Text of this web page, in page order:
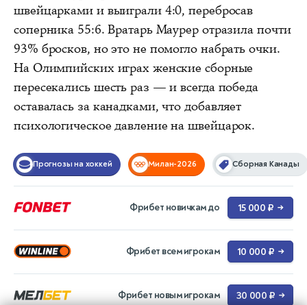
швейцарками и выиграли 4:0, перебросав
соперника 55:6. Вратарь Маурер отразила почти
93% бросков, но это не помогло набрать очки.
На Олимпийских играх женские сборные
пересекались шесть раз — и всегда победа
оставалась за канадками, что добавляет
психологическое давление на швейцарок.
Прогнозы на хоккей Милан-2026 Сборная Канады
Фрибет новичкам до 15 000 ₽ →
Фрибет всем игрокам 10 000 ₽ →
Фрибет новым игрокам 30 000 ₽ →